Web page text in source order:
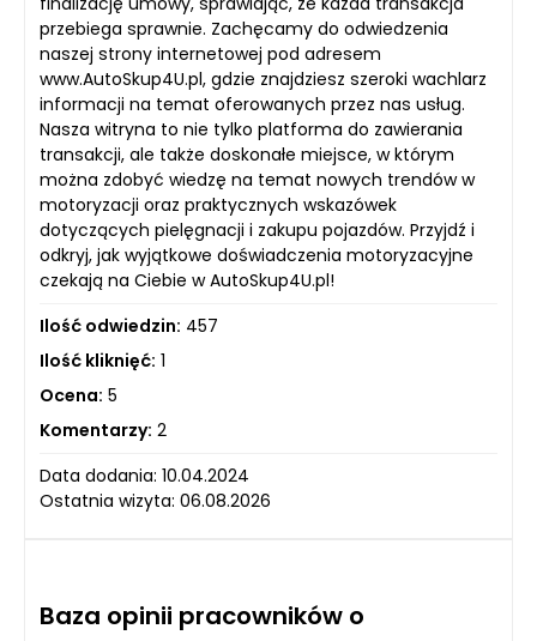
przebiega sprawnie. Zachęcamy do odwiedzenia
naszej strony internetowej pod adresem
www.AutoSkup4U.pl, gdzie znajdziesz szeroki wachlarz
informacji na temat oferowanych przez nas usług.
Nasza witryna to nie tylko platforma do zawierania
transakcji, ale także doskonałe miejsce, w którym
można zdobyć wiedzę na temat nowych trendów w
motoryzacji oraz praktycznych wskazówek
dotyczących pielęgnacji i zakupu pojazdów. Przyjdź i
odkryj, jak wyjątkowe doświadczenia motoryzacyjne
czekają na Ciebie w AutoSkup4U.pl!
Ilość odwiedzin: 457
Ilość kliknięć: 1
Ocena: 5
Komentarzy: 2
Data dodania: 10.04.2024
Ostatnia wizyta: 06.08.2026
Baza opinii pracowników o